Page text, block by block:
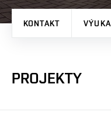
KONTAKT VÝUKA
PROJEKTY